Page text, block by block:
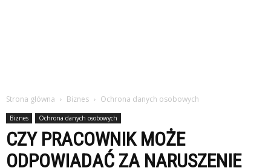
Strona główna Biznes Ochrona danych osobowych
Biznes Ochrona danych osobowych
CZY PRACOWNIK MOŻE
ODPOWIADAĆ ZA NARUSZENIE